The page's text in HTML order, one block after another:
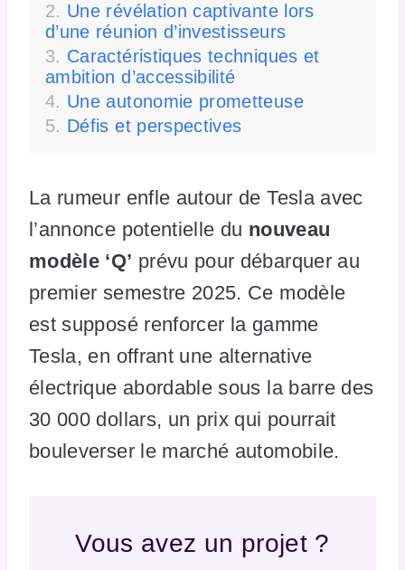
Une révélation captivante lors
d’une réunion d’investisseurs
Caractéristiques techniques et
ambition d’accessibilité
Une autonomie prometteuse
Défis et perspectives
La rumeur enfle autour de Tesla avec
l’annonce potentielle du nouveau
modèle ‘Q’ prévu pour débarquer au
premier semestre 2025. Ce modèle
est supposé renforcer la gamme
Tesla, en offrant une alternative
électrique abordable sous la barre des
30 000 dollars, un prix qui pourrait
bouleverser le marché automobile.
Vous avez un projet ?